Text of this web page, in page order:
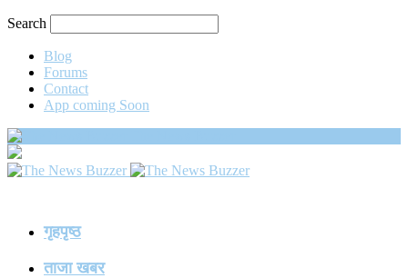
Search
Blog
Forums
Contact
App coming Soon
गृहपृष्ठ
ताजा खबर